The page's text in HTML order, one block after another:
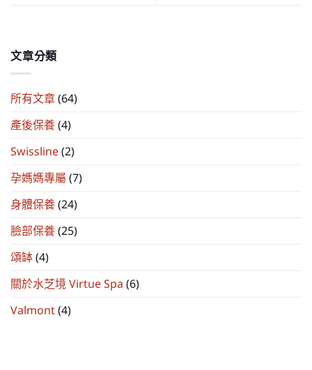
文章分類
所有文章(64)
產後保養(4)
Swissline(2)
孕媽媽專屬 (7)
身體保養(24)
臉部保養(25)
頌缽(4)
關於水芝境 Virtue Spa (6)
Valmont(4)